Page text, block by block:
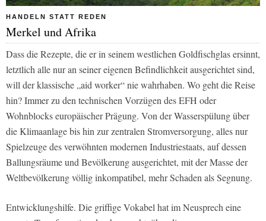
HANDELN STATT REDEN
Merkel und Afrika
Dass die Rezepte, die er in seinem westlichen Goldfischglas ersinnt,
letztlich alle nur an seiner eigenen Befindlichkeit ausgerichtet sind,
will der klassische „aid worker“ nie wahrhaben. Wo geht die Reise
hin? Immer zu den technischen Vorzügen des EFH oder
Wohnblocks europäischer Prägung. Von der Wasserspülung über
die Klimaanlage bis hin zur zentralen Stromversorgung, alles nur
Spielzeuge des verwöhnten modernen Industriestaats, auf dessen
Ballungsräume und Bevölkerung ausgerichtet, mit der Masse der
Weltbevölkerung völlig inkompatibel, mehr Schaden als Segnung.
Entwicklungshilfe. Die griffige Vokabel hat im Neusprech eine